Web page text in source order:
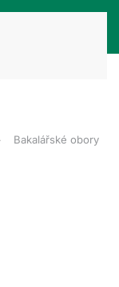
Bakalářské obory